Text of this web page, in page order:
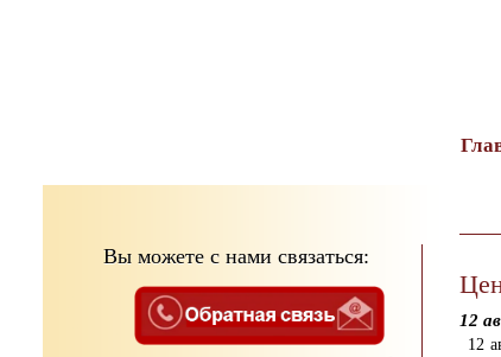
Вы можете с нами связаться:
12
12